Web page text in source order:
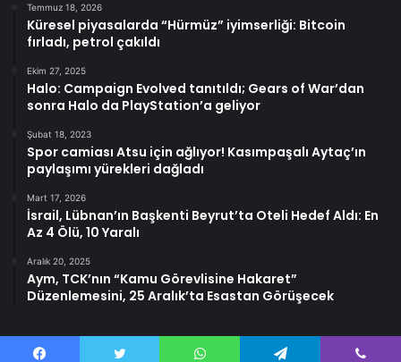
Temmuz 18, 2026
Küresel piyasalarda “Hürmüz” iyimserliği: Bitcoin
fırladı, petrol çakıldı
Ekim 27, 2025
Halo: Campaign Evolved tanıtıldı; Gears of War’dan
sonra Halo da PlayStation’a geliyor
Şubat 18, 2023
Spor camiası Atsu için ağlıyor! Kasımpaşalı Aytaç’ın
paylaşımı yürekleri dağladı
Mart 17, 2026
İsrail, Lübnan’ın Başkenti Beyrut’ta Oteli Hedef Aldı: En
Az 4 Ölü, 10 Yaralı
Aralık 20, 2025
Aym, TCK’nın “Kamu Görevlisine Hakaret”
Düzenlemesini, 25 Aralık’ta Esastan Görüşecek